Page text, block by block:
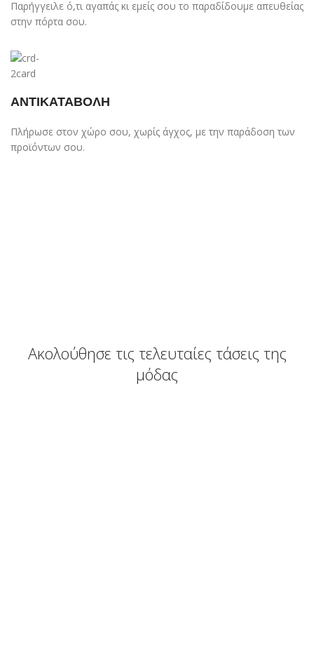
Παρήγγειλε ό,τι αγαπάς κι εμείς σου το παραδίδουμε απευθείας
στην πόρτα σου.
ΑΝΤΙΚΑΤΑΒΟΛΗ
Πλήρωσε στον χώρο σου, χωρίς άγχος, με την παράδοση των
προϊόντων σου.
Ακολούθησε τις τελευταίες τάσεις της
μόδας